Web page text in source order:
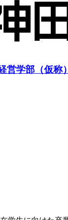
営学部（仮称